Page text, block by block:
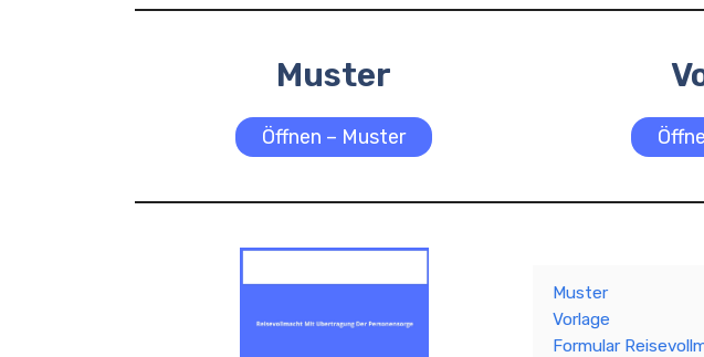
Muster
Öffnen – Muster
Muster
Vorlage
Formular